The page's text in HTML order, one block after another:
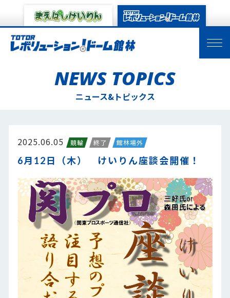
NEWS TOPICS
ニュース&トピックス
2025.06.05 競輪 終了 館林場外
6月12日（木） けいりん座談会開催！